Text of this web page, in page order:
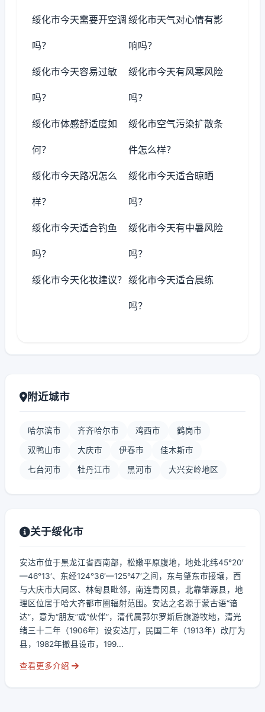
绥化市今天需要开空调
吗？
绥化市天气对心情有影
响吗？
绥化市今天容易过敏
吗？
绥化市今天有风寒风险
吗？
绥化市体感舒适度如
何？
绥化市空气污染扩散条
件怎么样？
绥化市今天路况怎么
样？
绥化市今天适合晾晒
吗？
绥化市今天适合钓鱼
吗？
绥化市今天有中暑风险
吗？
绥化市今天化妆建议？ 绥化市今天适合晨练
吗？
附近城市
哈尔滨市 齐齐哈尔市 鸡西市 鹤岗市
双鸭山市 大庆市 伊春市 佳木斯市
七台河市 牡丹江市 黑河市 大兴安岭地区
关于绥化市
安达市位于黑龙江省西南部，松嫩平原腹地，地处北纬45°20′
—46°13′、东经124°36′—125°47′之间，东与肇东市接壤，西
与大庆市大同区、林甸县毗邻，南连青冈县，北靠肇源县，地
理区位居于哈大齐都市圈辐射范围。安达之名源于蒙古语“谙
达”，意为“朋友”或“伙伴”，清代属郭尔罗斯后旗游牧地，清光
绪三十二年（1906年）设安达厅，民国二年（1913年）改厅为
县，1982年撤县设市，199...
查看更多介绍